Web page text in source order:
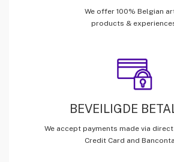
We offer 100% Belgian
products &
BEVEILIGDE
We accept payments made via
Credit Card and